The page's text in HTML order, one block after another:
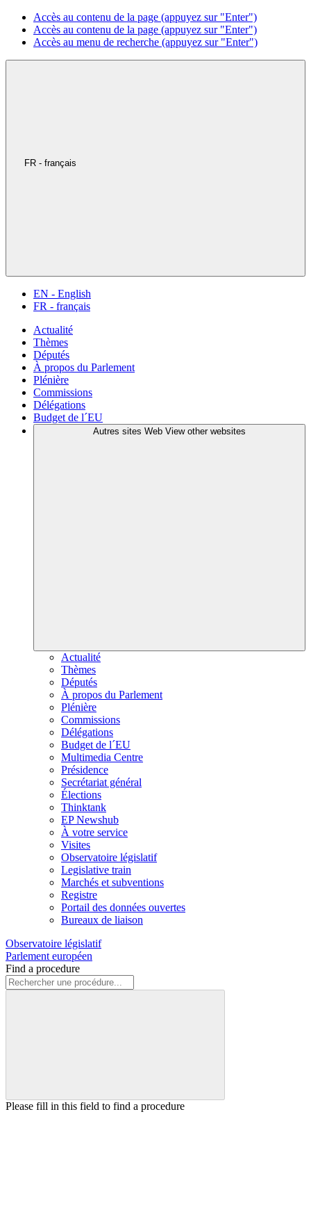
Accès au contenu de la page (appuyez sur "Enter")
Accès au contenu de la page (appuyez sur "Enter")
Accès au menu de recherche (appuyez sur "Enter")
FR - français
EN - English
FR - français
Actualité
Thèmes
Députés
À propos du Parlement
Plénière
Commissions
Délégations
Budget de l´EU
Autres sites Web View other websites
Actualité
Thèmes
Députés
À propos du Parlement
Plénière
Commissions
Délégations
Budget de l´EU
Multimedia Centre
Présidence
Secrétariat général
Élections
Thinktank
EP Newshub
À votre service
Visites
Observatoire législatif
Legislative train
Marchés et subventions
Registre
Portail des données ouvertes
Bureaux de liaison
Observatoire législatif
Parlement européen
Find a procedure
Please fill in this field to find a procedure